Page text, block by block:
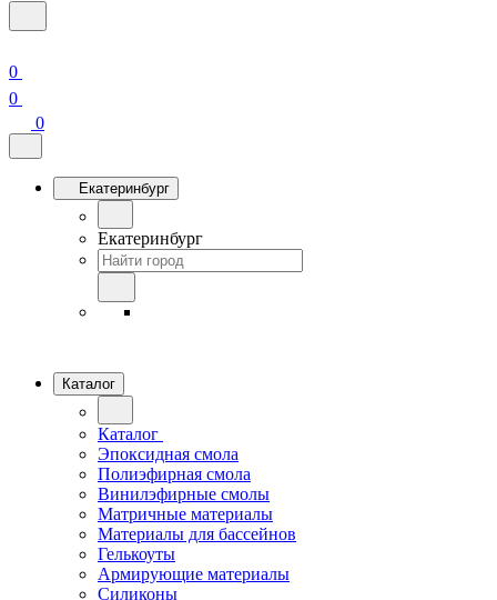
0
0
0
Екатеринбург
Екатеринбург
Каталог
Каталог
Эпоксидная смола
Полиэфирная смола
Винилэфирные смолы
Матричные материалы
Материалы для бассейнов
Гелькоуты
Армирующие материалы
Силиконы